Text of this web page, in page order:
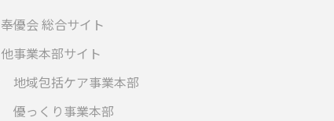
奉優会 総合サイト
他事業本部サイト
地域包括ケア事業本部
優っくり事業本部